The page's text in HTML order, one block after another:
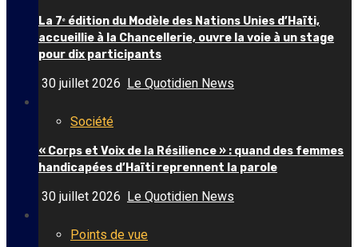
La 7ᵉ édition du Modèle des Nations Unies d’Haïti,
accueillie à la Chancellerie, ouvre la voie à un stage
pour dix participants
30 juillet 2026 Le Quotidien News
Société
« Corps et Voix de la Résilience » : quand des femmes
handicapées d’Haïti reprennent la parole
30 juillet 2026 Le Quotidien News
Points de vue